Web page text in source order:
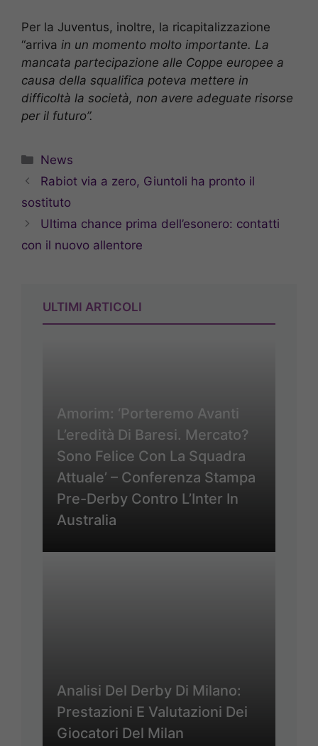
Per la Juventus, inoltre, la ricapitalizzazione
“arriva in un momento molto importante. La
mancata partecipazione alle Coppe europee a
causa della squalifica poteva mettere in
difficoltà la società, non avere adeguate risorse
per il futuro”.
Categorie
News
Rabiot via a zero, Giuntoli ha pronto il
sostituto
Ultima chance prima dell’esonero: contatti
con il nuovo allentore
ULTIMI ARTICOLI
Amorim: ‘Porteremo Avanti
L’eredità Di Baresi. Mercato?
Sono Felice Con La Squadra
Attuale’ – Conferenza Stampa
Pre-Derby Contro L’Inter In
Australia
Analisi Del Derby Di Milano:
Prestazioni E Valutazioni Dei
Giocatori Del Milan